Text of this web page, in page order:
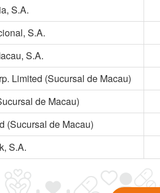
S.A.
S.A.
S.A.
Limited (Sucursal de Macau)
de Macau)
(Sucursal de Macau)
S.A.